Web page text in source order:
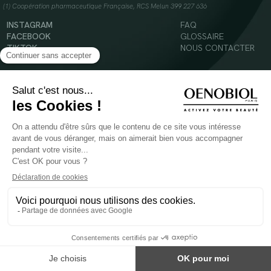
(1) Coopération pharmaceutique Française, RCS Melun 399 227 636
INSTAGRAM
FACEBOOK
TIKTOK
YOUTUBE
FAQ
GLOSSAIRE
NOUS CONTACTER
© 2024 Oenobiol Paris
Mentions légales
Politique en matière de cookies
POUR VOTRE SANTÉ, MANGEZ AU MOINS CINQ FRUITS ET LÉGUMES PAR JOUR -
Les complément alimentaires doivent être utilisés dans le cadre d'un mode de vie sain et
ne pas être utilisés comme substituts d'un régimes alimentaire varié et équilibré.